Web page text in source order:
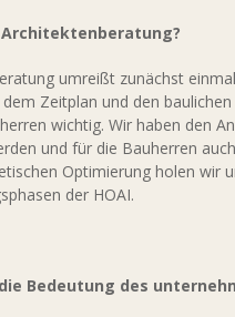
umreißt zunächst
Zeitplan und den
wichtig. Wir haben den
und für die Bauherren
Optimierung holen wir
der HOAI.
Bedeutung des